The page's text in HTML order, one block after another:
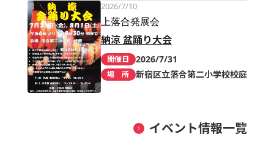
2026/7/10
上落合発展会
納涼 盆踊り大会
開催日 2026/7/31
場 所 新宿区立落合第二小学校校庭
イベント情報一覧